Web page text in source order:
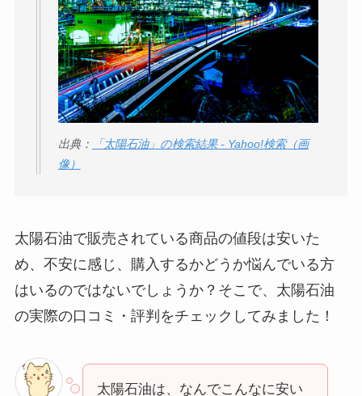
出典：
「太陽石油」の検索結果 - Yahoo!検索（画
像）
太陽石油で販売されている商品の値段は安いた
め、不安に感じ、購入するかどうか悩んでいる方
はいるのではないでしょうか？そこで、太陽石油
の実際の口コミ・評判をチェックしてみました！
太陽石油は、なんでこんなに安い